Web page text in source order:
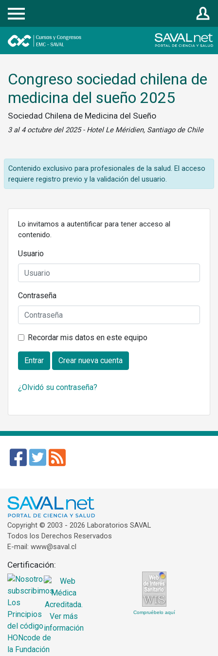
Registrarse
Congreso sociedad chilena de
medicina del sueño 2025
Sociedad Chilena de Medicina del Sueño
3 al 4 octubre del 2025 - Hotel Le Méridien, Santiago de Chile
Contenido exclusivo para profesionales de la salud. El acceso
requiere registro previo y la validación del usuario.
Lo invitamos a autentificar para tener acceso al
contenido.
Usuario
Contraseña
Recordar mis datos en este equipo
Entrar Crear nueva cuenta
¿Olvidó su contraseña?
Copyright © 2003 - 2026 Laboratorios SAVAL
Todos los Derechos Reservados
E-mail: www@saval.cl
Certificación:
Compruébelo aquí